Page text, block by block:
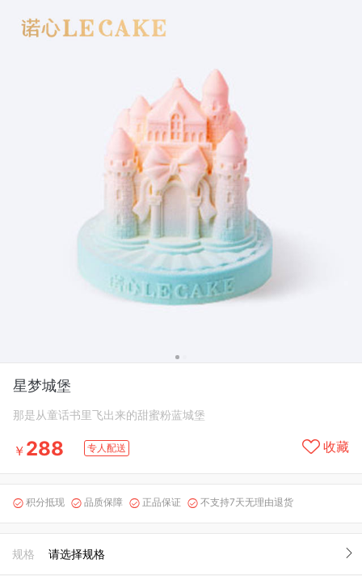
星梦城堡
那是从童话书里飞出来的甜蜜粉蓝城堡
￥ 288 专人配送 收藏
 积分抵现  品质保障  正品保证  不支持7天无理由退货
规格 请选择规格